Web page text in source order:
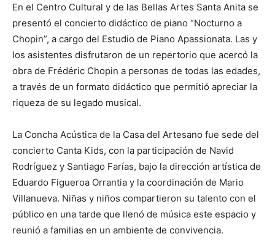
En el Centro Cultural y de las Bellas Artes Santa Anita se
presentó el concierto didáctico de piano “Nocturno a
Chopin”, a cargo del Estudio de Piano Apassionata. Las y
los asistentes disfrutaron de un repertorio que acercó la
obra de Frédéric Chopin a personas de todas las edades,
a través de un formato didáctico que permitió apreciar la
riqueza de su legado musical.
La Concha Acústica de la Casa del Artesano fue sede del
concierto Canta Kids, con la participación de Navid
Rodríguez y Santiago Farías, bajo la dirección artística de
Eduardo Figueroa Orrantia y la coordinación de Mario
Villanueva. Niñas y niños compartieron su talento con el
público en una tarde que llenó de música este espacio y
reunió a familias en un ambiente de convivencia.